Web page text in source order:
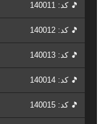
🎵 کد: 140011
🎵 کد: 140012
🎵 کد: 140013
🎵 کد: 140014
🎵 کد: 140015